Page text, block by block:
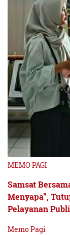
MEMO PAGI
Samsat
Menyapa”,
Pelayanan
Memo Pagi